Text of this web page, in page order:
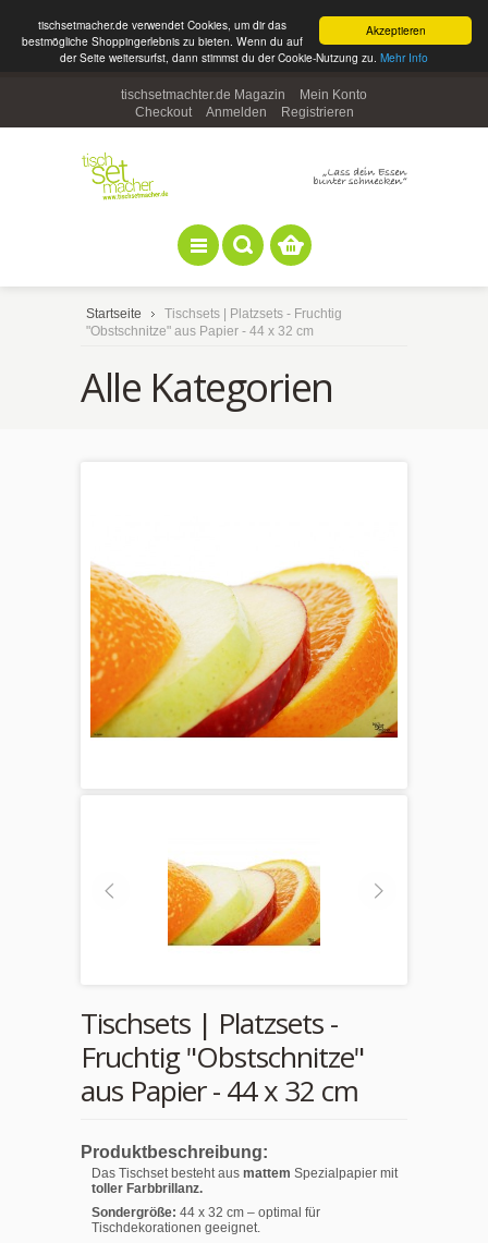
Akzeptieren
tischsetmacher.de verwendet Cookies, um dir das
bestmögliche Shoppingerlebnis zu bieten. Wenn du auf
der Seite weitersurfst, dann stimmst du der Cookie-Nutzung zu. Mehr Info
tischsetmachter.de Magazin
Mein Konto
Checkout
Anmelden Registrieren
Startseite
Tischsets | Platzsets - Fruchtig
"Obstschnitze" aus Papier - 44 x 32 cm
Alle Kategorien
Tischsets | Platzsets -
Fruchtig "Obstschnitze"
aus Papier - 44 x 32 cm
Produktbeschreibung:
Das Tischset besteht aus mattem Spezialpapier mit
toller Farbbrillanz.
Sondergröße: 44 x 32 cm – optimal für
Tischdekorationen geeignet.